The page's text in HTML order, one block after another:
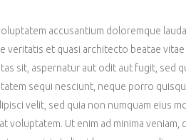
accusantium doloremque
veritatis et quasi architecto beatae vitae
sit, aspernatur aut odit aut fugit, sed
sequi nesciunt, neque porro
velit, sed quia non numquam eius
voluptatem. Ut enim ad minima veniam,